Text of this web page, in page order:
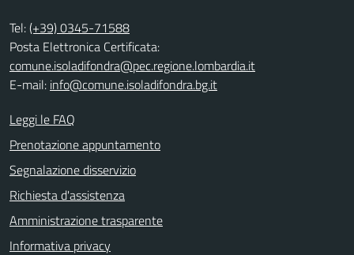
Tel:(+39) 0345-71588
Posta Elettronica Certificata:
comune.isoladifondra@pec.regione.lombardia.it
E-mail: info@comune.isoladifondra.bg.it
Leggi le FAQ
Prenotazione appuntamento
Segnalazione disservizio
Richiesta d'assistenza
Amministrazione trasparente
Informativa privacy